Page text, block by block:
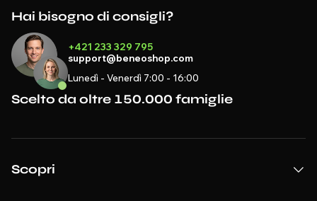
Hai bisogno di consigli?
+421 233 329 795
support@beneoshop.com
Lunedì - Venerdì 7:00 - 16:00
Scelto da oltre 150.000 famiglie
Scopri